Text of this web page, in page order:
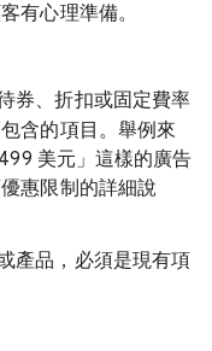
有心理準備。
券、折扣或固定費率
含的項目。舉例來
美元」這樣的廣告
惠限制的詳細說
產品，必須是現有項